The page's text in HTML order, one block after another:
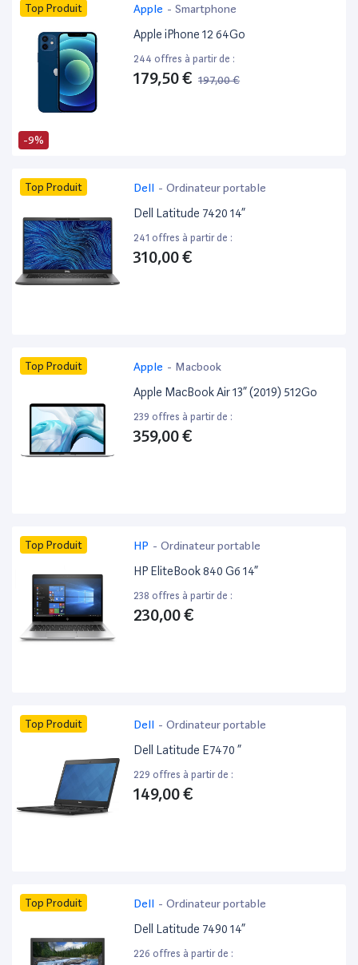
-9%
Top Produit Apple - Smartphone
Apple iPhone 12 64Go
244 offres à partir de :
179,50 € 197,00 €
Top Produit Dell - Ordinateur portable
Dell Latitude 7420 14”
241 offres à partir de :
310,00 €
Top Produit Apple - Macbook
Apple MacBook Air 13” (2019) 512Go
239 offres à partir de :
359,00 €
Top Produit HP - Ordinateur portable
HP EliteBook 840 G6 14”
238 offres à partir de :
230,00 €
Top Produit Dell - Ordinateur portable
Dell Latitude E7470 ”
229 offres à partir de :
149,00 €
Top Produit Dell - Ordinateur portable
Dell Latitude 7490 14”
226 offres à partir de :